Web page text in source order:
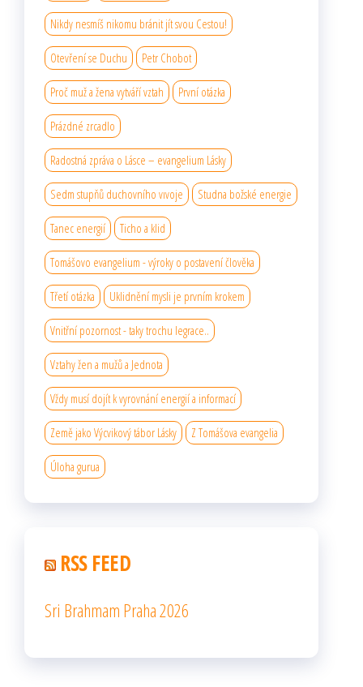
Nikdy nesmíš nikomu bránit jít svou Cestou!
Otevření se Duchu Petr Chobot
Proč muž a žena vytváří vztah První otázka
Prázdné zrcadlo
Radostná zpráva o Lásce – evangelium Lásky
Sedm stupňů duchovního vıvoje Studna božské energie
Tanec energií Ticho a klid
Tomášovo evangelium - výroky o postavení člověka
Třetí otázka Uklidnění mysli je prvním krokem
Vnitřní pozornost - taky trochu legrace..
Vztahy žen a mužů a Jednota
Vždy musí dojít k vyrovnání energií a informací
Země jako Výcvikový tábor Lásky Z Tomášova evangelia
Úloha gurua
RSS FEED
Sri Brahmam Praha 2026